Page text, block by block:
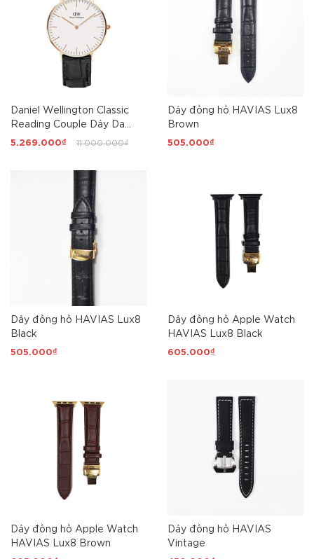
Daniel Wellington Classic
Reading Couple Dây Da
36mm/40mm
5.269.000₫ 11.000.000₫
Dây đồng hồ HAVIAS Lux8
Brown
505.000₫
Dây đồng hồ HAVIAS Lux8
Black
505.000₫
Dây đồng hồ Apple Watch
HAVIAS Lux8 Black
605.000₫
Dây đồng hồ Apple Watch
HAVIAS Lux8 Brown
Dây đồng hồ HAVIAS
Vintage